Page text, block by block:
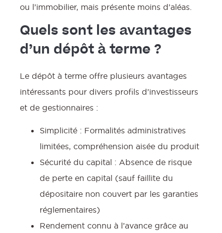
ou l’immobilier, mais présente moins d’aléas.
Quels sont les avantages
d’un dépôt à terme ?
Le dépôt à terme offre plusieurs avantages
intéressants pour divers profils d’investisseurs
et de gestionnaires :
Simplicité : Formalités administratives
limitées, compréhension aisée du produit
Sécurité du capital : Absence de risque
de perte en capital (sauf faillite du
dépositaire non couvert par les garanties
réglementaires)
Rendement connu à l’avance grâce au